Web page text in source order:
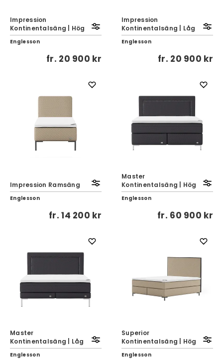
Impression
Kontinentalsäng | Hög
Englesson
fr. 20 900 kr
Impression
Kontinentalsäng | Låg
Englesson
fr. 20 900 kr
Impression Ramsäng
Englesson
fr.14 200 kr
Master
Kontinentalsäng | Hög
Englesson
fr. 60 900 kr
Master
Kontinentalsäng | Låg
Englesson
Superior
Kontinentalsäng | Hög
Englesson